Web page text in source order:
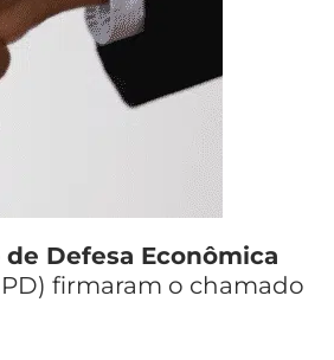
Defesa Econômica
firmaram o chamado